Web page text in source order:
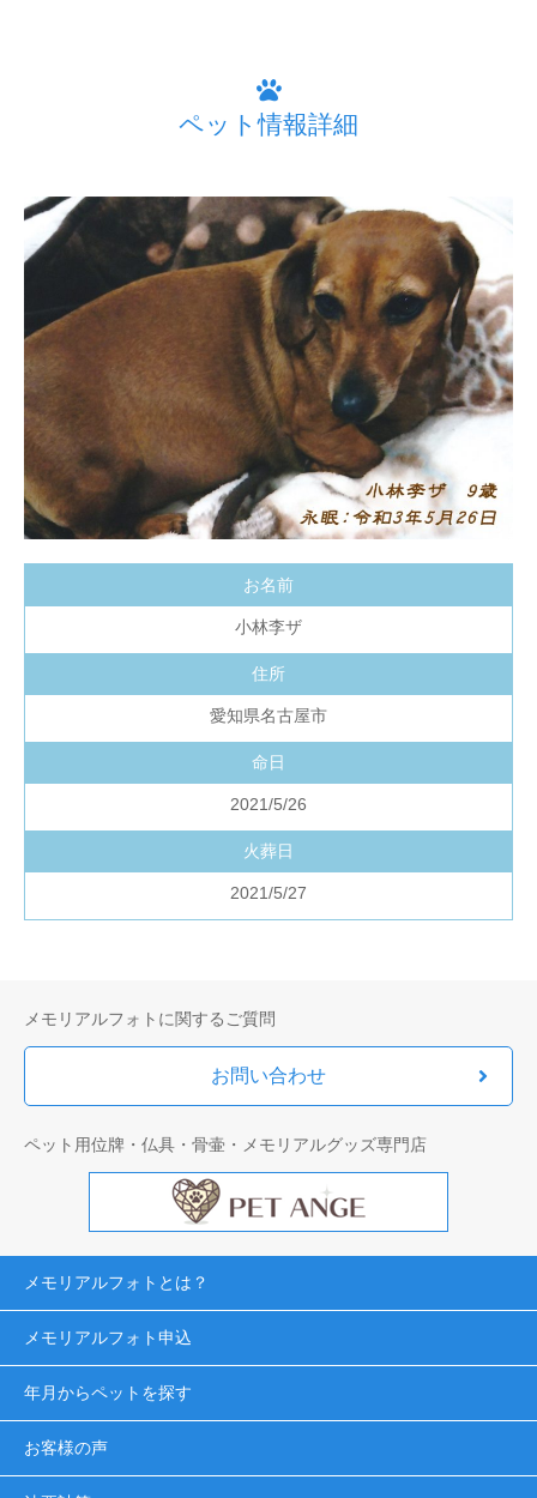
ペット情報詳細
お名前
小林李ザ
住所
愛知県名古屋市
命日
2021/5/26
火葬日
2021/5/27
メモリアルフォトに関するご質問
お問い合わせ
ペット用位牌・仏具・骨壷・メモリアルグッズ専門店
メモリアルフォトとは？
メモリアルフォト申込
年月からペットを探す
お客様の声